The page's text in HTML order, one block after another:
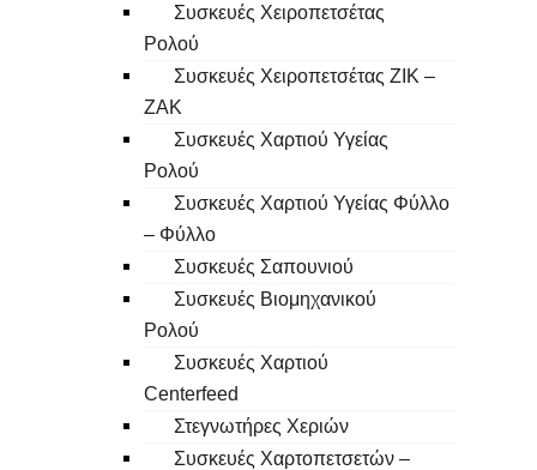
Συσκευές Χειροπετσέτας
Ρολού
Συσκευές Χειροπετσέτας ΖΙΚ –
ΖΑΚ
Συσκευές Χαρτιού Υγείας
Ρολού
Συσκευές Χαρτιού Υγείας Φύλλο
– Φύλλο
Συσκευές Σαπουνιού
Συσκευές Βιομηχανικού
Ρολού
Συσκευές Χαρτιού
Centerfeed
Στεγνωτήρες Χεριών
Συσκευές Χαρτοπετσετών –